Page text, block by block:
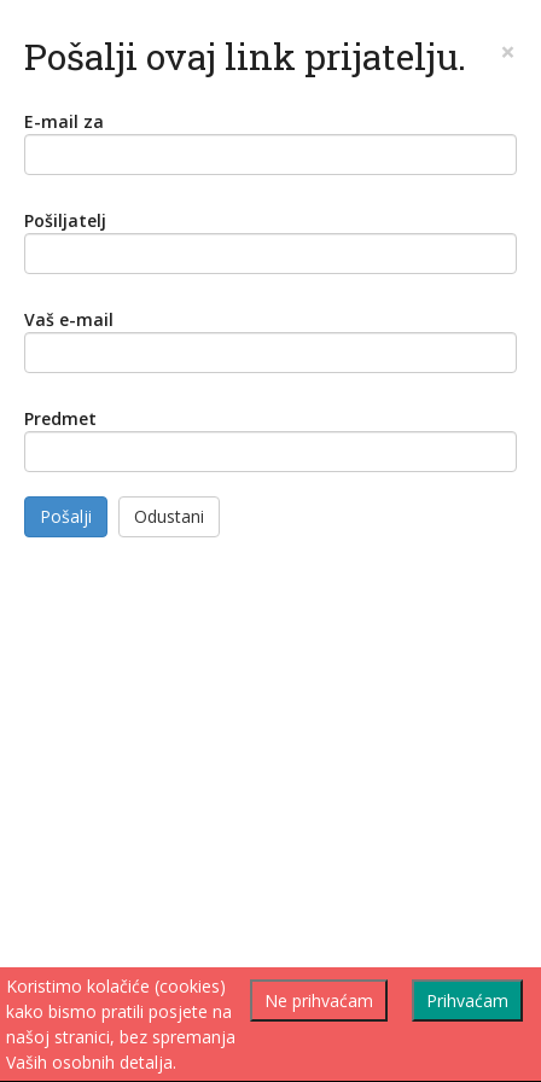
Pošalji ovaj link prijatelju. ×
E-mail za
Pošiljatelj
Vaš e-mail
Predmet
Pošalji Odustani
Prihvaćam
Ne prihvaćam
Koristimo kolačiće (cookies)
kako bismo pratili posjete na
našoj stranici, bez spremanja
Vaših osobnih detalja.